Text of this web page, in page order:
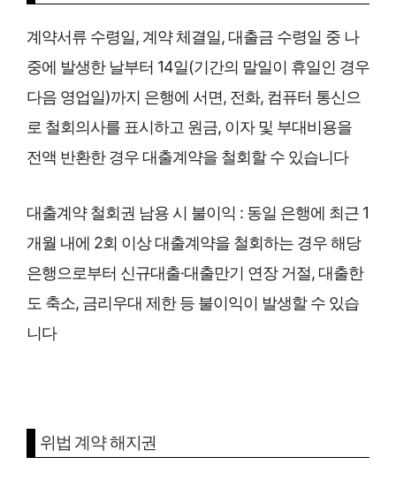
계약서류 수령일, 계약 체결일, 대출금 수령일 중 나
중에 발생한 날부터 14일(기간의 말일이 휴일인 경우
다음 영업일)까지 은행에 서면, 전화, 컴퓨터 통신으
로 철회의사를 표시하고 원금, 이자 및 부대비용을
전액 반환한 경우 대출계약을 철회할 수 있습니다
대출계약 철회권 남용 시 불이익 : 동일 은행에 최근 1
개월 내에 2회 이상 대출계약을 철회하는 경우 해당
은행으로부터 신규대출·대출만기 연장 거절, 대출한
도 축소, 금리우대 제한 등 불이익이 발생할 수 있습
니다
위법 계약 해지권